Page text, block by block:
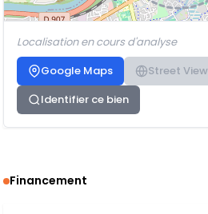
Localisation en cours d'analyse
Google Maps
Street View
Identifier ce bien
Financement